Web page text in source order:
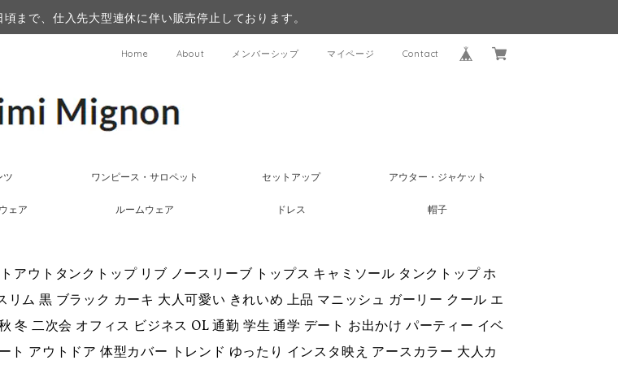
まで、仕入先大型連休に伴い販売停止しております。
Home About メンバーシップ マイページ Contact
ツ ワンピース・サロペット セットアップ アウター・ジャケット
ェア ルームウェア ドレス 帽子
アウトタンクトップ リブ ノースリーブ トップス キャミソール タンクトップ ホ
リム 黒 ブラック カーキ 大人可愛い きれいめ 上品 マニッシュ ガーリー クール エ
冬 二次会 オフィス ビジネス OL 通勤 学生 通学 デート お出かけ パーティー イベ
ト アウトドア 体型カバー トレンド ゆったり インスタ映え アースカラー 大人カ